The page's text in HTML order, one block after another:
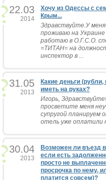
22.03
2014
Хочу из Одессы с
Крым...
Здравствуйте.У
проживаю на Украине
работаю в О.Г.С.О.
=ТИТАН= на
инспектор в ...
31.05
2013
Какие деньги
иметь на руках?
Игорь,
просветите меня
супругой планируем
отель уже оплатили
30.04
2013
Возможен ли въезд
если есть
просто не
просрочка по нему,
платится совсем)?